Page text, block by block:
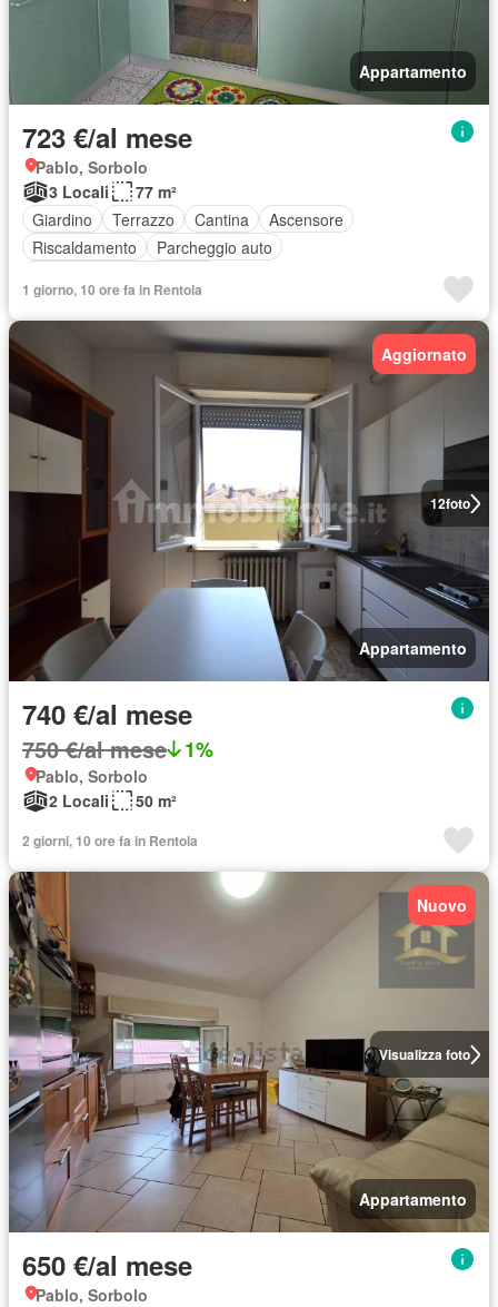
Appartamento
723 €/al mese
Pablo, Sorbolo
3 Locali
77 m²
Giardino
Terrazzo Cantina
Ascensore
Riscaldamento
Parcheggio auto
1 giorno, 10 ore fa in Rentola
12foto
Aggiornato
Appartamento
740 €/al mese
750 €/al mese 1%
Pablo, Sorbolo
2 Locali
50 m²
2 giorni, 10 ore fa in Rentola
Visualizza foto
Nuovo
Appartamento
650 €/al mese
Pablo, Sorbolo